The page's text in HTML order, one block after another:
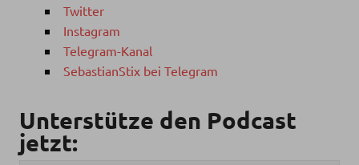
Twitter
Instagram
Telegram-Kanal
SebastianStix bei Telegram
Unterstütze den Podcast
jetzt: